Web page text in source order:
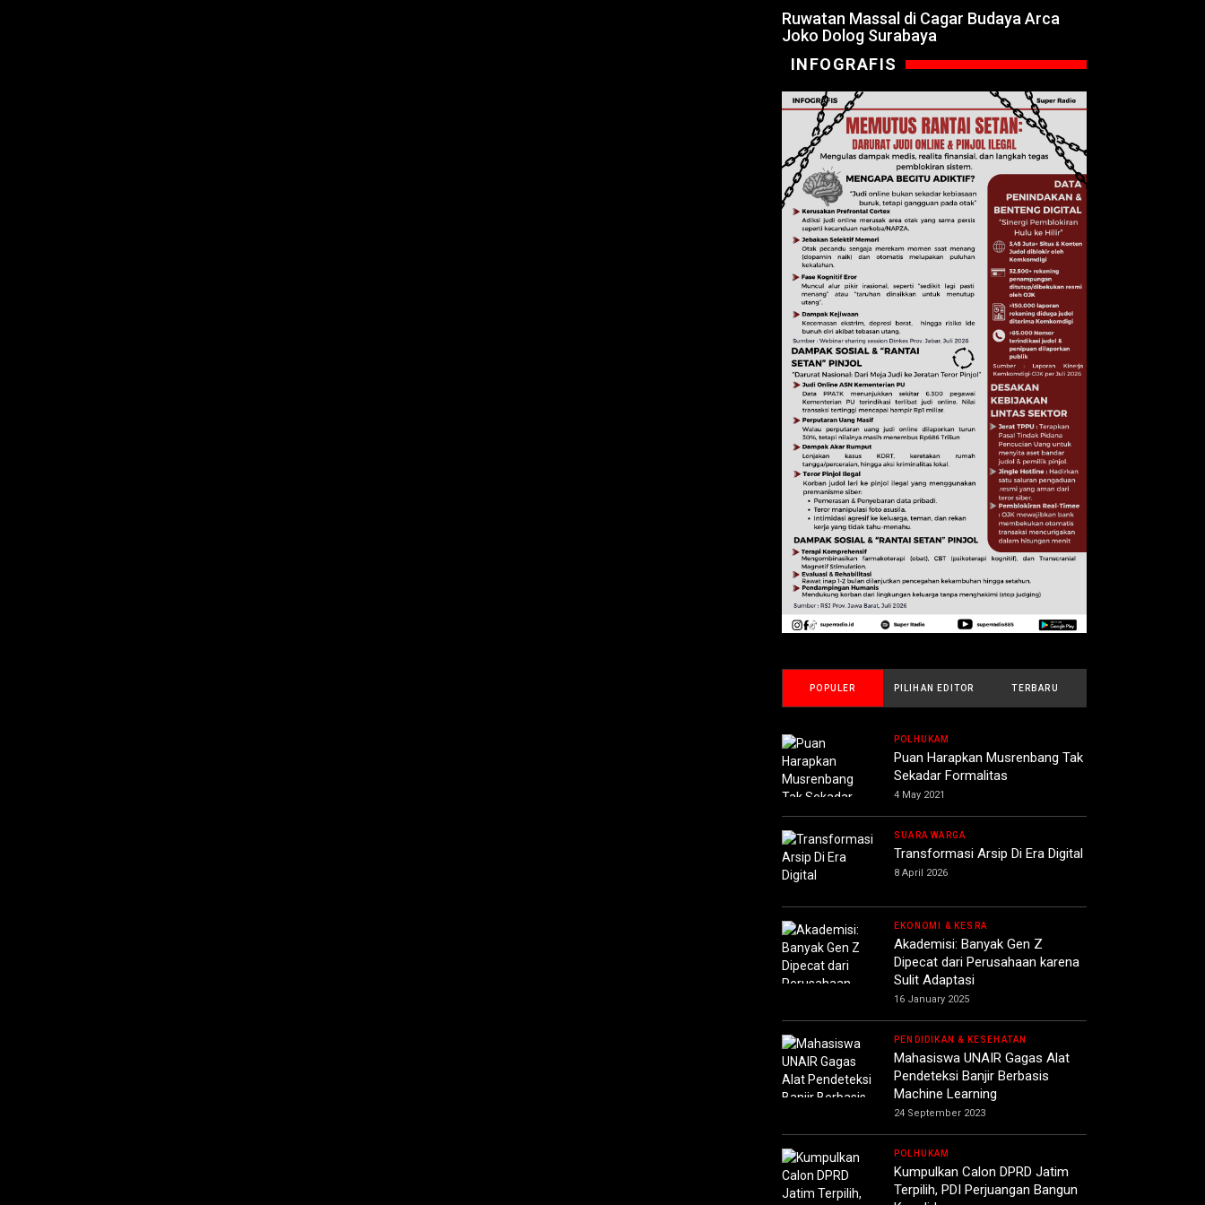
Ruwatan Massal di Cagar Budaya Arca
Joko Dolog Surabaya
INFOGRAFIS
POPULER PILIHAN EDITOR TERBARU
POLHUKAM
Puan Harapkan Musrenbang Tak
Sekadar Formalitas
4 May 2021
SUARA WARGA
Transformasi Arsip Di Era Digital
8 April 2026
EKONOMI & KESRA
Akademisi: Banyak Gen Z
Dipecat dari Perusahaan karena
Sulit Adaptasi
16 January 2025
PENDIDIKAN & KESEHATAN
Mahasiswa UNAIR Gagas Alat
Pendeteksi Banjir Berbasis
Machine Learning
24 September 2023
POLHUKAM
Kumpulkan Calon DPRD Jatim
Terpilih, PDI Perjuangan Bangun